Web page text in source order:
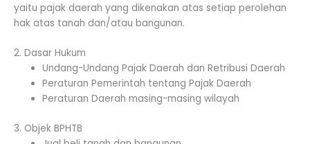
yaitu pajak daerah yang dikenakan atas setiap perolehan
hak atas tanah dan/atau bangunan.
2. Dasar Hukum
Undang-Undang Pajak Daerah dan Retribusi Daerah
Peraturan Pemerintah tentang Pajak Daerah
Peraturan Daerah masing-masing wilayah
3. Objek BPHTB